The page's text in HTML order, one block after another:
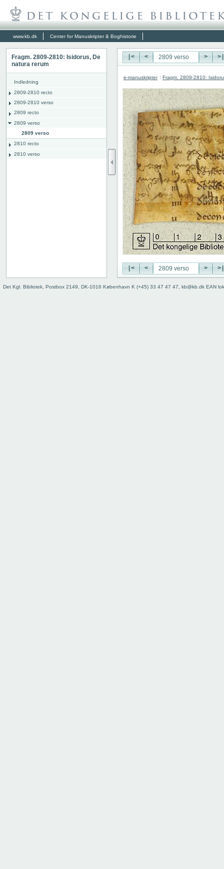
www.kb.dk Center for Manuskripter & Boghistorie
Fragm. 2809-2810: Isidorus, De
natura rerum
Indledning
2809-2810 recto
2809-2810 verso
2809 recto
2809 verso
2809 verso
2810 recto
2810 verso
|< < > >|
e-manuskripter : Fragm. 2809-2810:
|< < > >|
Det Kgl. Bibliotek, Postbox 2149, DK-1016 København K (+45) 33 47 47 47, kb@kb.dk EAN